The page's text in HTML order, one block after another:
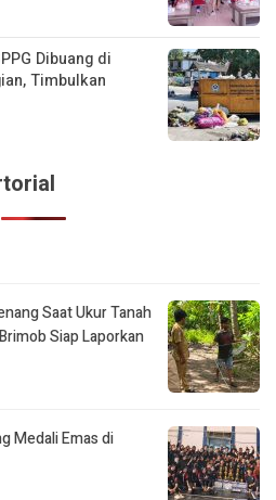
Dibuang di
Timbulkan
Saat Ukur Tanah
Siap Laporkan
Medali Emas di